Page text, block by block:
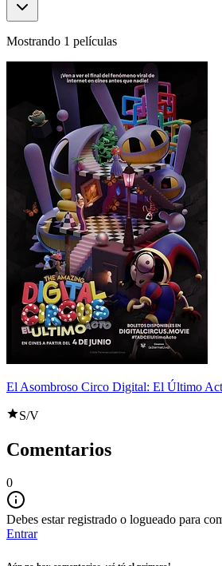
Mostrando 1 películas
El Asombroso Circo Digital: El Último
S/V
Comentarios
0
Debes estar registrado o logueado para
Entrar